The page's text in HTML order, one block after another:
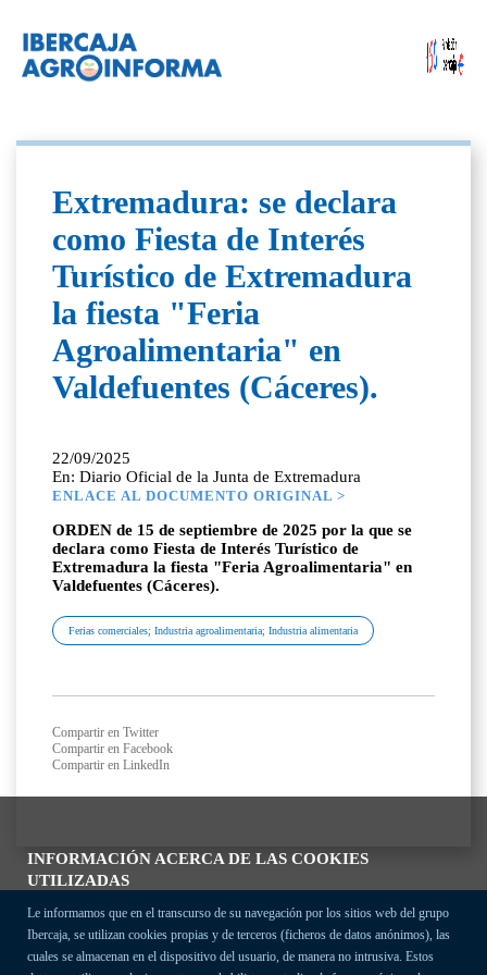
INFORMACIÓN ACERCA DE LAS COOKIES
UTILIZADAS
Le informamos que en el transcurso de su navegación por los sitios web del grupo
Ibercaja, se utilizan cookies propias y de terceros (ficheros de datos anónimos), las
cuales se almacenan en el dispositivo del usuario, de manera no intrusiva. Estos
Extremadura: se declara
como Fiesta de Interés
Turístico de Extremadura
la fiesta "Feria
Agroalimentaria" en
Valdefuentes (Cáceres).
22/09/2025
En: Diario Oficial de la Junta de Extremadura
ENLACE AL DOCUMENTO ORIGINAL >
ORDEN de 15 de septiembre de 2025 por la que se
declara como Fiesta de Interés Turístico de
Extremadura la fiesta "Feria Agroalimentaria" en
Valdefuentes (Cáceres).
Ferias comerciales; Industria agroalimentaria; Industria alimentaria
Compartir en Twitter
Compartir en Facebook
Compartir en LinkedIn